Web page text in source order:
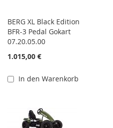
BERG XL Black Edition
BFR-3 Pedal Gokart
07.20.05.00
1.015,00 €
In den Warenkorb